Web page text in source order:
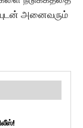
அனைவரும்